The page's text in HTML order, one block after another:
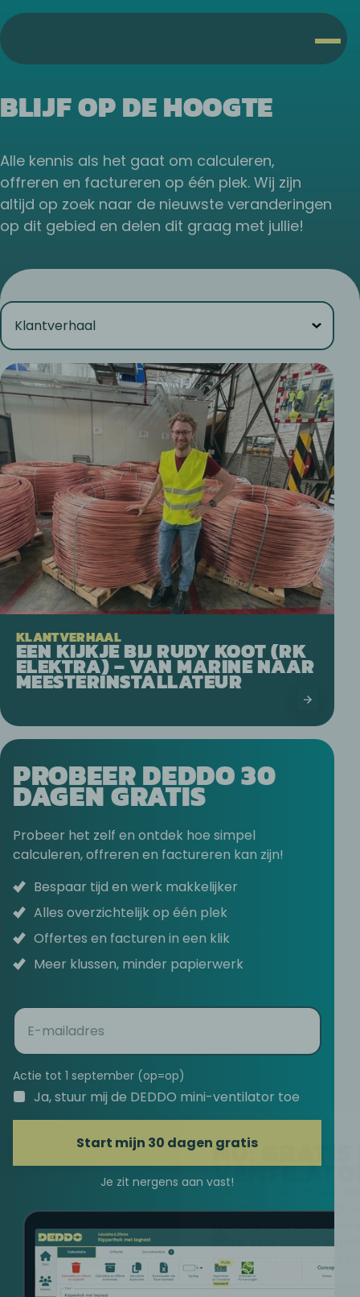
BLIJF OP DE HOOGTE
Alle kennis als het gaat om calculeren,
offreren en factureren op één plek. Wij zijn
altijd op zoek naar de nieuwste veranderingen
op dit gebied en delen dit graag met jullie!
KLANTVERHAAL
EEN KIJKJE BIJ RUDY KOOT (RK
ELEKTRA) – VAN MARINE NAAR
MEESTERINSTALLATEUR
PROBEER DEDDO 30
DAGEN GRATIS
Probeer het zelf en ontdek hoe simpel
calculeren, offreren en factureren kan zijn!
Bespaar tijd en werk makkelijker
Alles overzichtelijk op één plek
Offertes en facturen in een klik
Meer klussen, minder papierwerk
E-
mail (Vereist)
Actie tot 1 september (op=op)
Ja, stuur mij de DEDDO mini-ventilator toe
Start mijn 30 dagen gratis
Je zit nergens aan vast!
NU:
Start voor 1 september
proefperiode en je krijgt
(op=op). Voor eigenaren
sector, met nog geen